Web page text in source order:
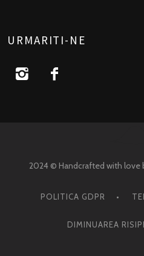
URMARITI-NE
2024 © Handcrafted with love
POLITICA GDPR
DIMINUAREA